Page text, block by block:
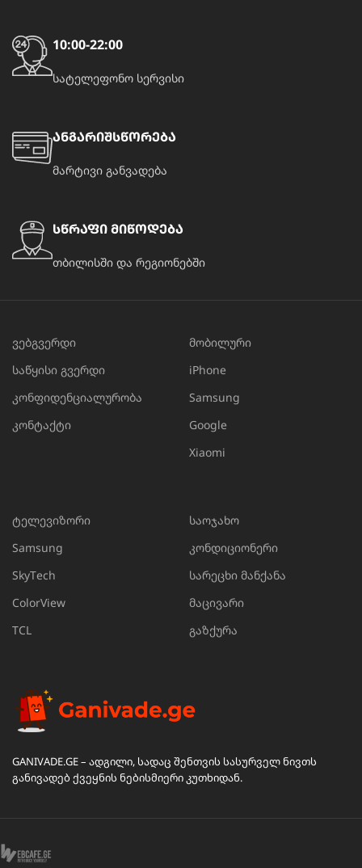
10:00-22:00
სატელეფონო სერვისი
ანგარიშსწორება
მარტივი განვადება
სწრაფი მიწოდება
თბილისში და რეგიონებში
ვებგვერდი
საწყისი გვერდი
კონფიდენციალურობა
კონტაქტი
მობილური
iPhone
Samsung
Google
Xiaomi
ტელევიზორი
Samsung
SkyTech
ColorView
TCL
საოჯახო
კონდიციონერი
სარეცხი მანქანა
მაცივარი
გაზქურა
GANIVADE.GE – ადგილი, სადაც შენთვის სასურველ ნივთს
განივადებ ქვეყნის ნებისმიერი კუთხიდან.